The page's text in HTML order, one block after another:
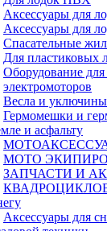
Аксессуары для
Аксессуары для
Спасательные
Для пластиковых
Оборудование
электромоторов
Весла и уключины
Гермомешки и
и асфальту
МОТО
ЗАПЧАСТИ И
Аксессуары для